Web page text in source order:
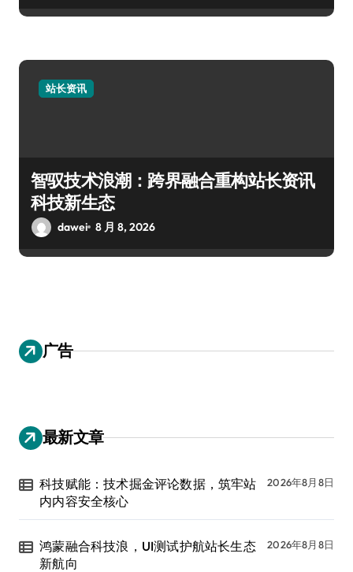
站长资讯
智驭技术浪潮：跨界融合重构站长资讯
科技新生态
dawei 8 月 8, 2026
广告
最新文章
科技赋能：技术掘金评论数据，筑牢站
内内容安全核心
2026年8月8日
鸿蒙融合科技浪，UI测试护航站长生态
新航向
2026年8月8日